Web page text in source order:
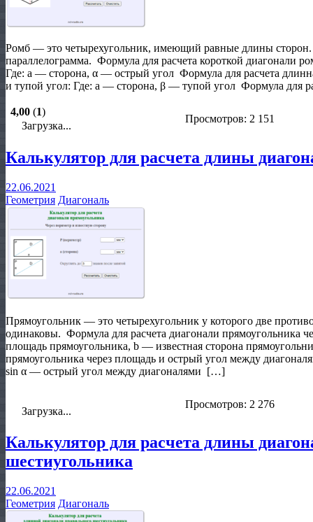
Ромб — это четырехугольник, имеющий равные длины сторон.
параллелограмма. Формула для расчета короткой диагонали
Где: a — сторона, α — острый угол Формула для расчета
и тупой угол: Где: a — сторона, β — тупой угол Формула для
4,00 (1)
Загрузка...
Просмотров: 2 151
Калькулятор для расчета длины
22.06.2021
Геометрия Диагональ
Прямоугольник — это четырехугольник у которого две
одинаковы. Формула для расчета диагонали прямоугольника
площадь прямоугольника, b — известная сторона
прямоугольника через площадь и острый угол между
sin α — острый угол между диагоналями […]
Загрузка...
Просмотров: 2 276
Калькулятор для расчета длины
шестиугольника
22.06.2021
Геометрия Диагональ